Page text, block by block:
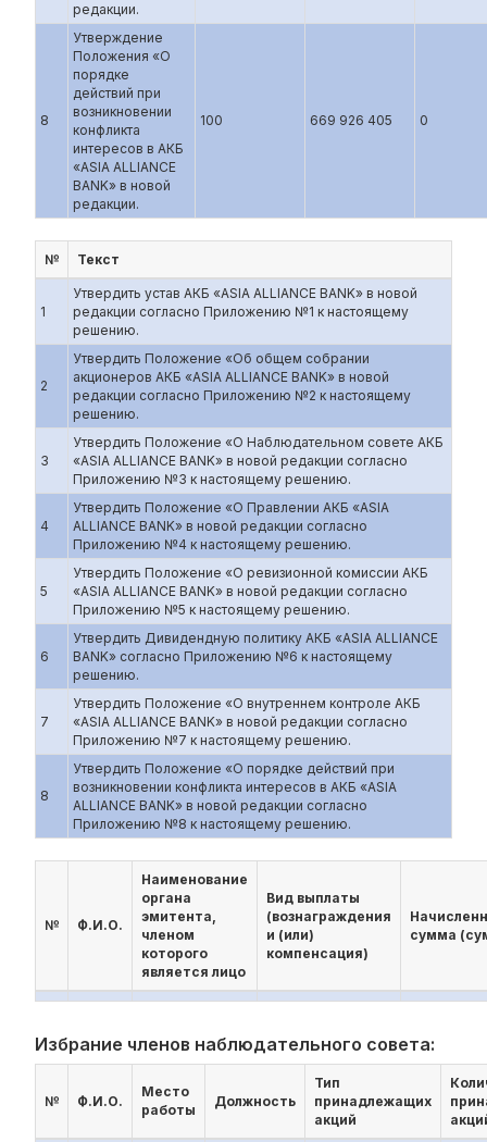
редакции.
8
Утверждение
Положения «О
порядке
действий при
возникновении
конфликта
интересов в АКБ
«ASIA ALLIANCE
BANK» в новой
редакции.
100 669 926 405 0
№ Текст
1
Утвердить устав АКБ «ASIA ALLIANCE BANK» в новой
редакции согласно Приложению №1 к настоящему
решению.
2
Утвердить Положение «Об общем собрании
акционеров АКБ «ASIA ALLIANCE BANK» в новой
редакции согласно Приложению №2 к настоящему
решению.
3
Утвердить Положение «О Наблюдательном совете АКБ
«ASIA ALLIANCE BANK» в новой редакции согласно
Приложению №3 к настоящему решению.
4
Утвердить Положение «О Правлении АКБ «ASIA
ALLIANCE BANK» в новой редакции согласно
Приложению №4 к настоящему решению.
5
Утвердить Положение «О ревизионной комиссии АКБ
«ASIA ALLIANCE BANK» в новой редакции согласно
Приложению №5 к настоящему решению.
6
Утвердить Дивидендную политику АКБ «ASIA ALLIANCE
BANK» согласно Приложению №6 к настоящему
решению.
7
Утвердить Положение «О внутреннем контроле АКБ
«ASIA ALLIANCE BANK» в новой редакции согласно
Приложению №7 к настоящему решению.
8
Утвердить Положение «О порядке действий при
возникновении конфликта интересов в АКБ «ASIA
ALLIANCE BANK» в новой редакции согласно
Приложению №8 к настоящему решению.
№ Ф.И.О.
Наименование
органа
эмитента,
членом
которого
является лицо
Вид выплаты
(вознаграждения
и (или)
компенсация)
сумма
Избрание членов наблюдательного совета:
№ Ф.И.О.
Место
работы
Должность
Тип
принадлежащих
акций